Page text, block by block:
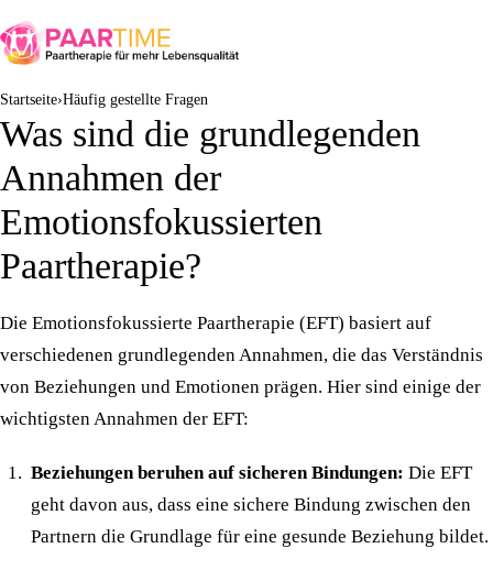
Startseite Häufig gestellte Fragen
Was sind die grundlegenden
Annahmen der
Emotionsfokussierten
Paartherapie?
Die Emotionsfokussierte Paartherapie (EFT) basiert auf
verschiedenen grundlegenden Annahmen, die das Verständnis
von Beziehungen und Emotionen prägen. Hier sind einige der
wichtigsten Annahmen der EFT:
Beziehungen beruhen auf sicheren Bindungen: Die EFT
geht davon aus, dass eine sichere Bindung zwischen den
Partnern die Grundlage für eine gesunde Beziehung bildet.